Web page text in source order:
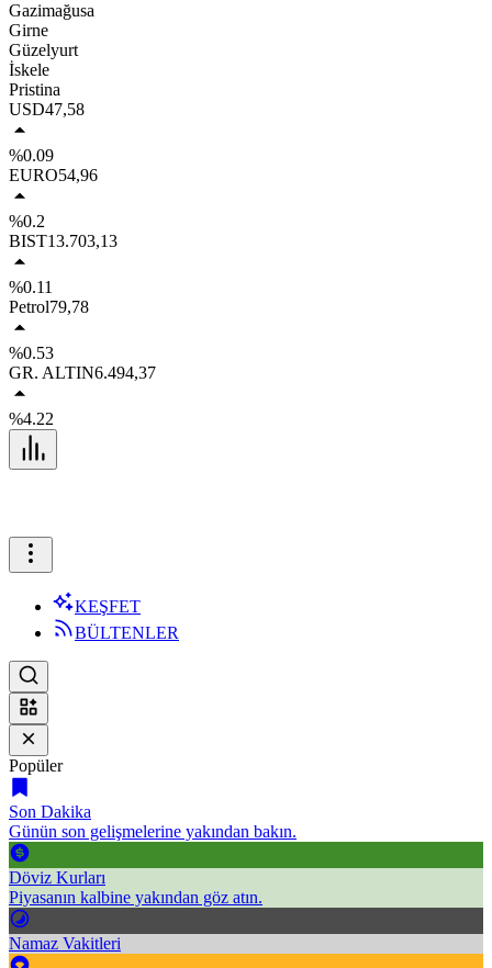
Gazimağusa
Girne
Güzelyurt
İskele
Pristina
USD47,58
%0.09
EURO54,96
%0.2
BIST13.703,13
%0.11
Petrol79,78
%0.53
GR. ALTIN6.494,37
%4.22
KEŞFET
BÜLTENLER
Popüler
Son Dakika
Günün son gelişmelerine yakından bakın.
Döviz Kurları
Piyasanın kalbine yakından göz atın.
Namaz Vakitleri